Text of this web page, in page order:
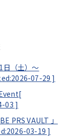
日（土）～
07-29 ]
03 ]
PRS VAULT 」
03-19 ]